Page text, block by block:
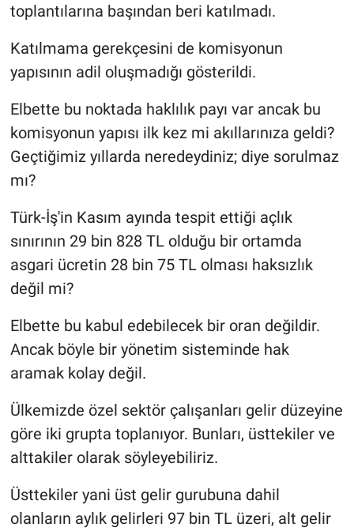
toplantılarına başından beri katılmadı.
Katılmama gerekçesini de komisyonun
yapısının adil oluşmadığı gösterildi.
Elbette bu noktada haklılık payı var ancak bu
komisyonun yapısı ilk kez mi akıllarınıza geldi?
Geçtiğimiz yıllarda neredeydiniz; diye sorulmaz
mı?
Türk-İş'in Kasım ayında tespit ettiği açlık
sınırının 29 bin 828 TL olduğu bir ortamda
asgari ücretin 28 bin 75 TL olması haksızlık
değil mi?
Elbette bu kabul edebilecek bir oran değildir.
Ancak böyle bir yönetim sisteminde hak
aramak kolay değil.
Ülkemizde özel sektör çalışanları gelir düzeyine
göre iki grupta toplanıyor. Bunları, üsttekiler ve
alttakiler olarak söyleyebiliriz.
Üsttekiler yani üst gelir gurubuna dahil
olanların aylık gelirleri 97 bin TL üzeri, alt gelir